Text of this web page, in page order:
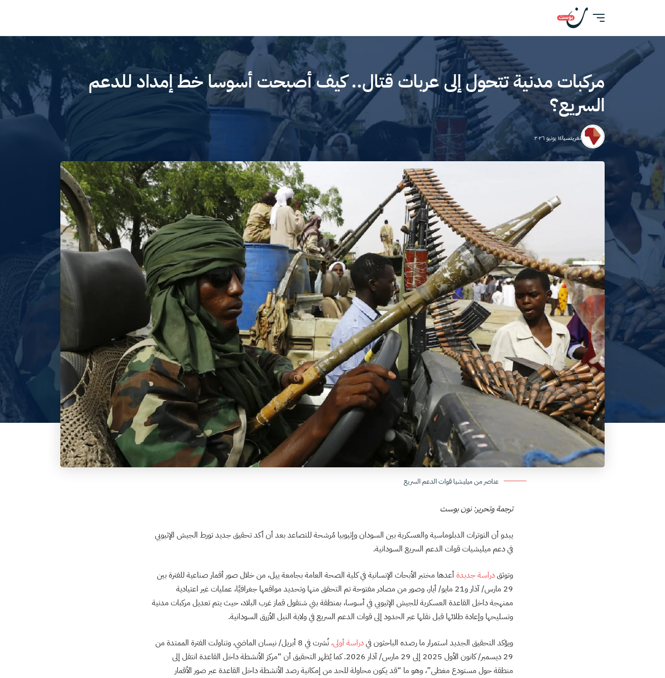
مركبات مدنية تتحول إلى عربات قتال.. كيف أصبحت أسوسا خط إمداد للدعم
السريع؟
نغريتسيا١٤ يونيو ٢٠٢٦
عناصر من ميليشيا قوات الدعم السريع
ترجمة وتحرير: نون بوست
يبدو أن التوترات الدبلوماسية والعسكرية بين السودان وإثيوبيا مُرشحة للتصاعد بعد أن أكد تحقيق جديد تورط الجيش الإثيوبي
في دعم ميليشيات قوات الدعم السريع السودانية.
وتوثقدراسة جديدةأعدها مختبر الأبحاث الإنسانية في كلية الصحة العامة بجامعة ييل، من خلال صور أقمار صناعية للفترة بين
29 مارس/ آذار و21 مايو/ أيار، وصور من مصادر مفتوحة تم التحقق منها وتحديد مواقعها جغرافيًا، عمليات غير اعتيادية
ممنهجة داخل القاعدة العسكرية للجيش الإثيوبي في أسوسا، بمنطقة بني شنقول قماز غرب البلاد، حيث يتم تعديل مركبات مدنية
وتسليحها وإعادة طلائها قبل نقلها عبر الحدود إلى قوات الدعم السريع في ولاية النيل الأزرق السودانية.
ويؤكد التحقيق الجديد استمرار ما رصده الباحثون فيدراسة أولى،
نُشرت في 8 أبريل/ نيسان الماضي، وتناولت الفترة الممتدة من
29 ديسمبر/ كانون الأول 2025 إلى 29 مارس/ آذار 2026. كما يُظهر التحقيق أن “مركز الأنشطة داخل القاعدة انتقل إلى
منطقة حول مستودع مغطى”، وهو ما “قد يكون محاولة للحد من إمكانية رصد الأنشطة داخل القاعدة عبر صور الأقمار